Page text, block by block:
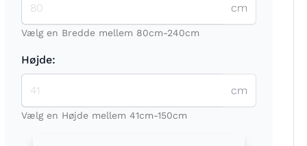
cm
Vælg en Bredde mellem 80cm-240cm
Højde:
cm
Vælg en Højde mellem 41cm-150cm